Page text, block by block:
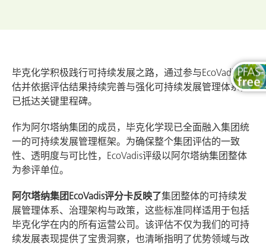
毕克化学积极践行可持续发展之路，通过参与EcoVadis评
估并依据评估结果持续完善与强化可持续发展管理体系，
已抵达关键里程碑。
作为阿尔塔纳集团的成员，毕克化学现已全面融入集团统
一的可持续发展管理框架。为确保整个集团评估的一致
性、透明度与可比性，EcoVadis评级以阿尔塔纳集团整体
为参评单位。
阿尔塔纳集团EcoVadis评分卡反映了集团整体的可持续发
展管理体系、治理架构与政策，这些标准同样适用于包括
毕克化学在内的所有运营公司。该评估不仅为我们的可持
续发展表现提供了宝贵洞察，也清晰指明了优势领域与改